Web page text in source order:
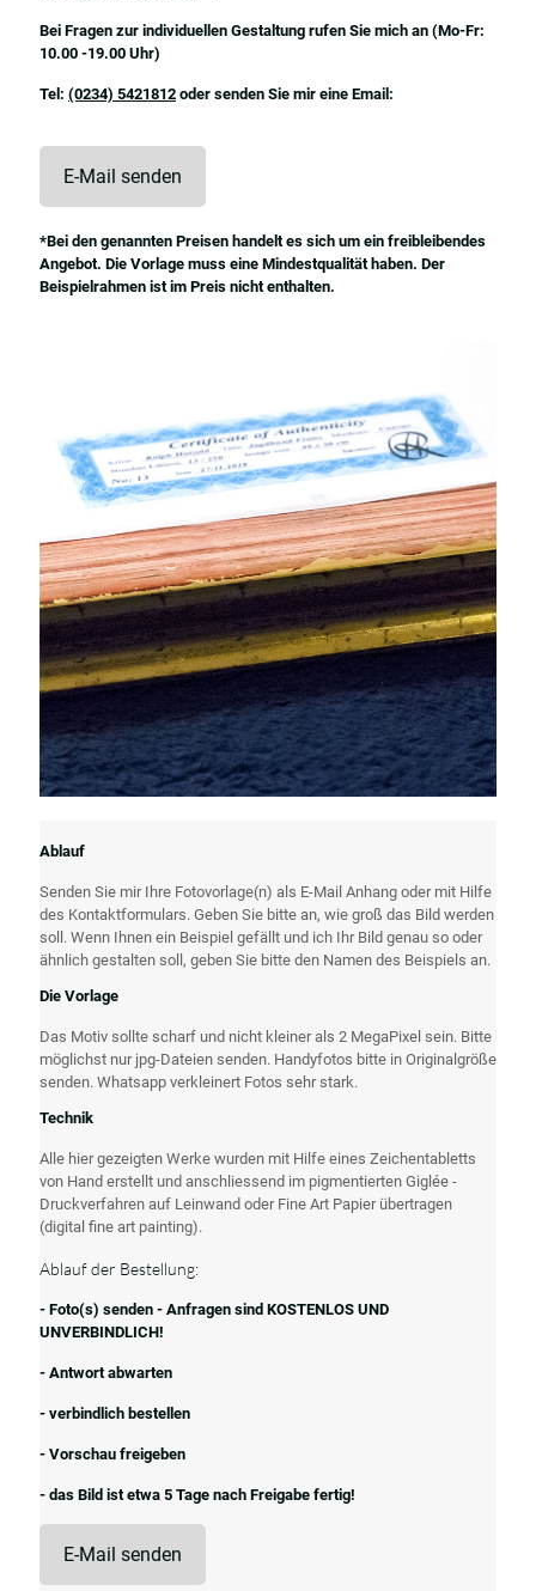
Bei Fragen zur individuellen Gestaltung rufen Sie mich an (Mo-Fr:
10.00 -19.00 Uhr)
Tel: (0234) 5421812 oder senden Sie mir eine Email:
E-Mail senden
*Bei den genannten Preisen handelt es sich um ein freibleibendes
Angebot. Die Vorlage muss eine Mindestqualität haben. Der
Beispielrahmen ist im Preis nicht enthalten.
Ablauf
Senden Sie mir Ihre Fotovorlage(n) als E-Mail Anhang oder mit Hilfe
des Kontaktformulars. Geben Sie bitte an, wie groß das Bild werden
soll. Wenn Ihnen ein Beispiel gefällt und ich Ihr Bild genau so oder
ähnlich gestalten soll, geben Sie bitte den Namen des Beispiels an.
Die Vorlage
Das Motiv sollte scharf und nicht kleiner als 2 MegaPixel sein. Bitte
möglichst nur jpg-Dateien senden. Handyfotos bitte in Originalgröße
senden. Whatsapp verkleinert Fotos sehr stark.
Technik
Alle hier gezeigten Werke wurden mit Hilfe eines Zeichentabletts
von Hand erstellt und anschliessend im pigmentierten Giglée -
Druckverfahren auf Leinwand oder Fine Art Papier übertragen
(digital fine art painting).
Ablauf der Bestellung:
- Foto(s) senden - Anfragen sind KOSTENLOS UND
UNVERBINDLICH!
- Antwort abwarten
- verbindlich bestellen
- Vorschau freigeben
- das Bild ist etwa 5 Tage nach Freigabe fertig!
E-Mail senden